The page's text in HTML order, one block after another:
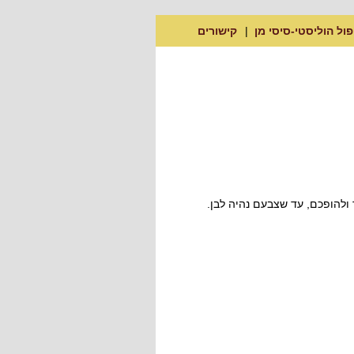
הוליסטי-סיסי מן קישורים